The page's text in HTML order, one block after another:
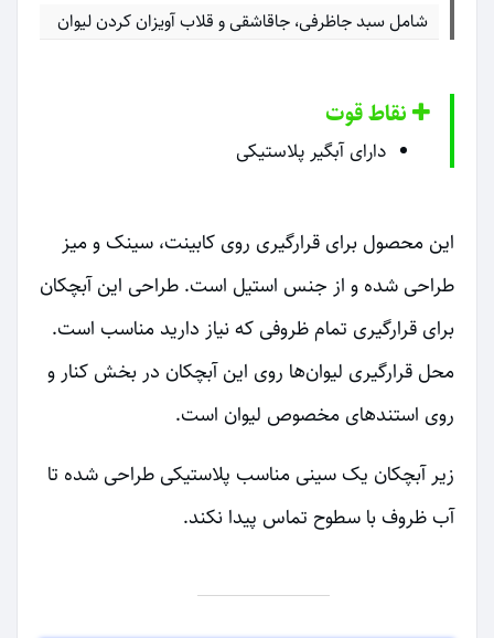
شامل سبد جاظرفی، جاقاشقی و قلاب آویزان کردن لیوان
نقاط قوت
دارای آبگیر پلاستیکی
این محصول برای قرارگیری روی کابینت، سینک و میز
طراحی شده و از جنس استیل است. طراحی این آبچکان
برای قرارگیری تمام ظروفی که نیاز دارید مناسب است.
محل قرارگیری لیوان‌ها روی این آبچکان در بخش کنار و
روی استندهای مخصوص لیوان است.
زیر آبچکان یک سینی مناسب پلاستیکی طراحی شده تا
آب ظروف با سطوح تماس پیدا نکند.